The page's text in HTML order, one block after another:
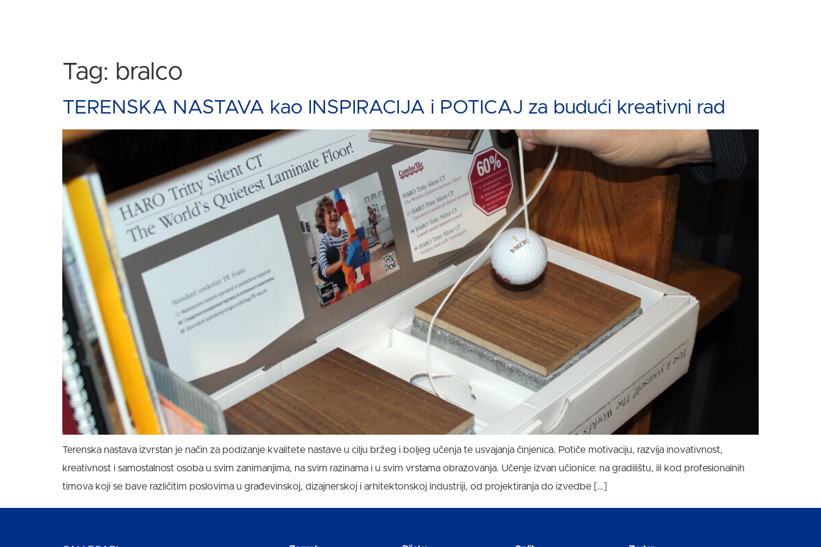
Tag: bralco
TERENSKA NASTAVA kao INSPIRACIJA i POTICAJ za budući kreativni rad
Terenska nastava izvrstan je način za podizanje kvalitete nastave u cilju bržeg i boljeg učenja te usvajanja činjenica. Potiče motivaciju, razvija inovativnost,
kreativnost i samostalnost osoba u svim zanimanjima, na svim razinama i u svim vrstama obrazovanja. Učenje izvan učionice: na gradilištu, ili kod profesionalnih
timova koji se bave različitim poslovima u građevinskoj, dizajnerskoj i arhitektonskoj industriji, od projektiranja do izvedbe […]